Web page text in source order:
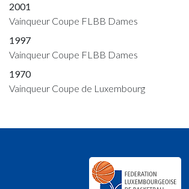
2001
Vainqueur Coupe FLBB Dames
1997
Vainqueur Coupe FLBB Dames
1970
Vainqueur Coupe de Luxembourg